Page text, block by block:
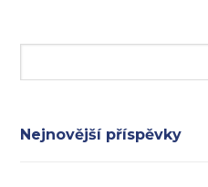
Nejnovější příspěvky